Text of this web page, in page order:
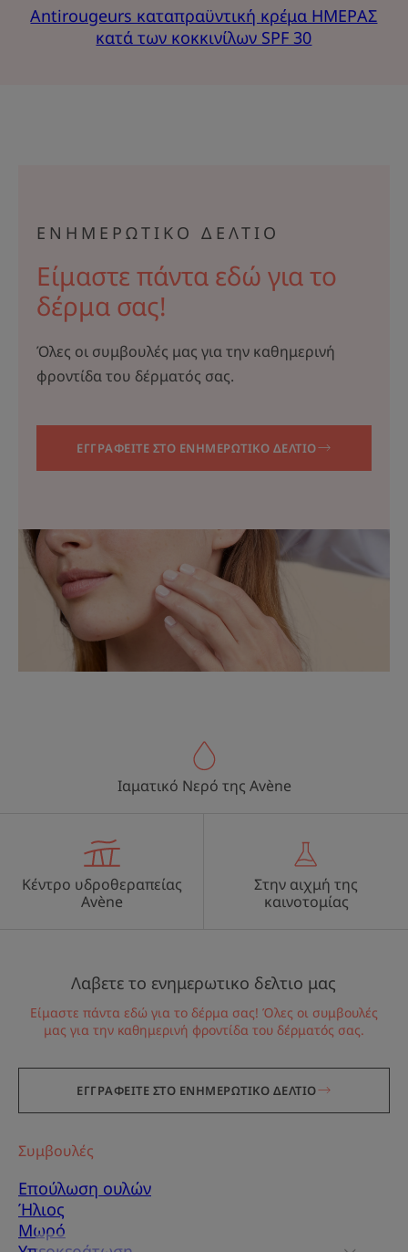
Antirougeurs καταπραϋντική κρέμα ΗΜΕΡΑΣ
κατά των κοκκινίλων SPF 30
ΕΝΗΜΕΡΩΤΙΚΟ ΔΕΛΤΙΟ
Είμαστε πάντα εδώ για το
δέρμα σας!
Όλες οι συμβουλές μας για την καθημερινή
φροντίδα του δέρματός σας.
ΕΓΓΡΑΦΕΙΤΕ ΣΤΟ ΕΝΗΜΕΡΩΤΙΚΟ ΔΕΛΤΙΟ
Ιαματικό Νερό της Avène
Κέντρο υδροθεραπείας
Avène
Στην αιχμή της
καινοτομίας
Λαβετε το ενημερωτικο δελτιο μας
Είμαστε πάντα εδώ για το δέρμα σας! Όλες οι συμβουλές
μας για την καθημερινή φροντίδα του δέρματός σας.
ΕΓΓΡΑΦΕΙΤΕ ΣΤΟ ΕΝΗΜΕΡΩΤΙΚΟ ΔΕΛΤΙΟ
Συμβουλές
Επούλωση ουλών
Ήλιος
Μωρό